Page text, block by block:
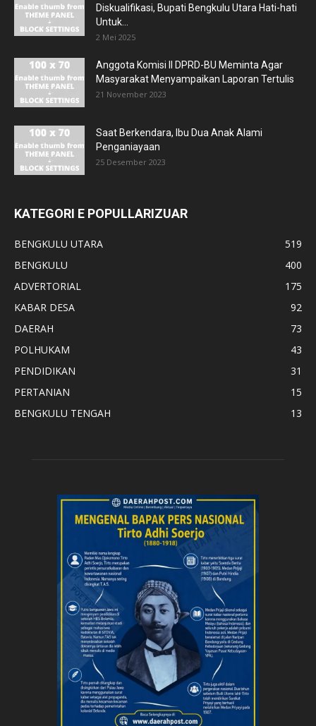
Diskualifikasi, Bupati Bengkulu Utara Hati-hati
Untuk...
2 Mei 2025
Anggota Komisi II DPRD-BU Meminta Agar
Masyarakat Menyampaikan Laporan Tertulis
21 November 2023
Saat Berkendara, Ibu Dua Anak Alami
Penganiayaan
25 Desember 2023
KATEGORI E POPULLARIZUAR
BENGKULU UTARA
519
BENGKULU
400
ADVERTORIAL
175
KABAR DESA
92
DAERAH
73
POLHUKAM
43
PENDIDIKAN
31
PERTANIAN
15
BENGKULU TENGAH
13